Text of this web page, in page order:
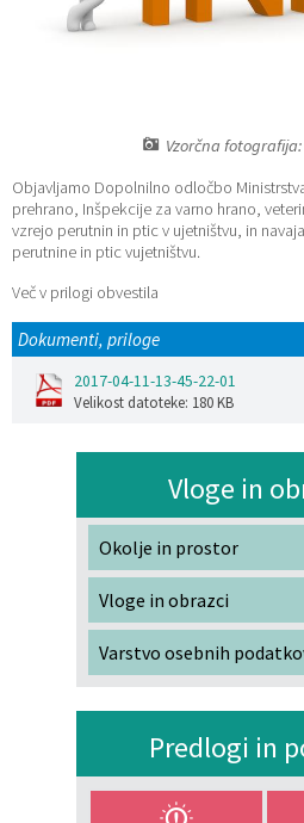
Vzorčna
Objavljamo Dopolnilno odločbo
prehrano, Inšpekcije za varno hrano,
vzrejo perutnin in ptic v ujetništvu, in
perutnine in ptic vujetništvu.
Več v prilogi obvestila
Dokumenti, priloge
2017-04-11-13-45-22-01
Velikost datoteke: 180 KB
Vloge in
Okolje in prostor
Vloge in obrazci
Varstvo osebnih
Predlogi in
Katalog informacij javnega značaja
Lokalne volitve